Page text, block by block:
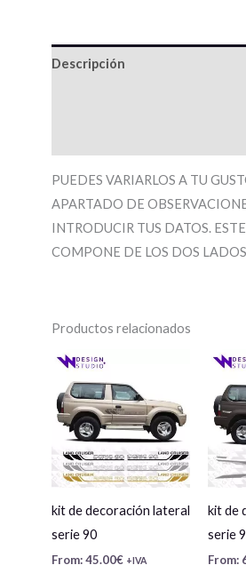
Descripción
PUEDES VARIARLOS A TU
APARTADO DE
INTRODUCIR TUS DATOS.
COMPONE DE LOS DOS
Productos relacionados
kit de decoración lateral
serie 90
From:45.00€ +IVA
kit de
serie
From: